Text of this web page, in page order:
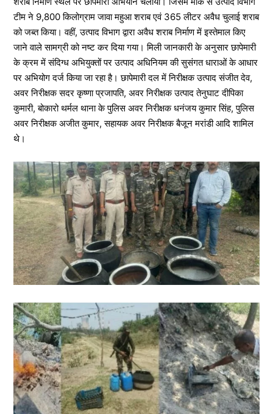
टीम ने 9,800 किलोग्राम जावा महुआ शराब एवं 365 लीटर अवैध चुलाई शराब
को जब्त किया। वहीं, उत्पाद विभाग द्वारा अवैध शराब निर्माण में इस्तेमाल किए
जाने वाले सामग्री को नष्ट कर दिया गया। मिली जानकारी के अनुसार छापेमारी
के क्रम में संदिग्ध अभियुक्तों पर उत्पाद अधिनियम की सुसंगत धाराओं के आधार
पर अभियोग दर्ज किया जा रहा है। छापेमारी दल में निरीक्षक उत्पाद संजीत देव,
अवर निरीक्षक सदर कृष्णा प्रजापति, अवर निरीक्षक उत्पाद तेनुघाट दीपिका
कुमारी, बोकारो थर्मल थाना के पुलिस अवर निरीक्षक धनंजय कुमार सिंह, पुलिस
अवर निरीक्षक अजीत कुमार, सहायक अवर निरीक्षक बैजून मरांडी आदि शामिल
थे।